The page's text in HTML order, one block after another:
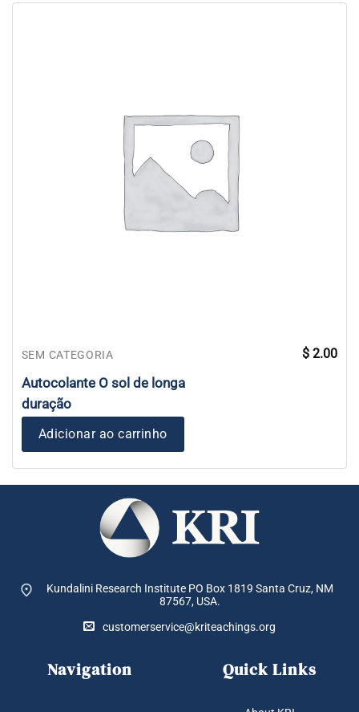
SEM CATEGORIA
Autocolante O sol de longa
duração
$ 2.00
Adicionar ao carrinho
Kundalini Research Institute PO Box 1819 Santa Cruz, NM
87567, USA.
customerservice@kriteachings.org
Navigation Quick Links